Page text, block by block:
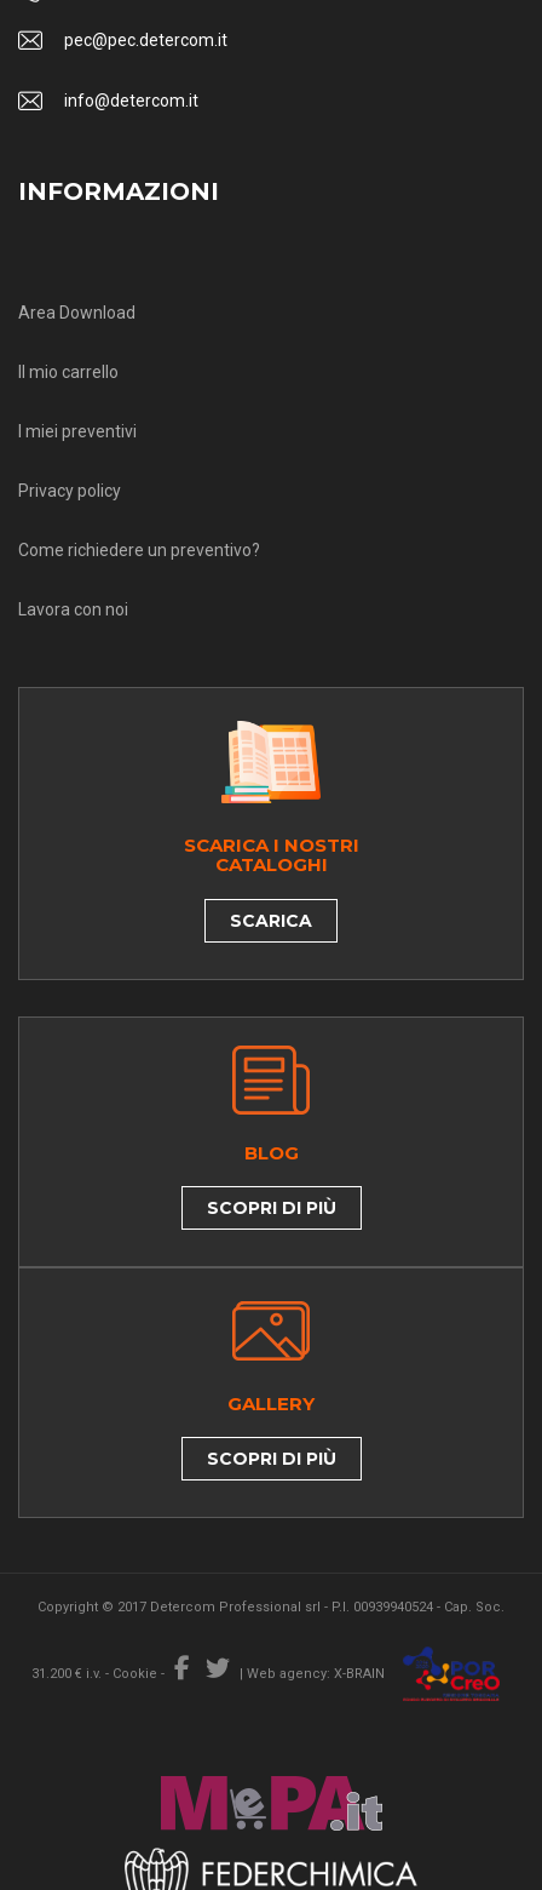
pec@pec.detercom.it
info@detercom.it
INFORMAZIONI
Area Download
Il mio carrello
I miei preventivi
Privacy policy
Come richiedere un preventivo?
Lavora con noi
SCARICA I NOSTRI
CATALOGHI
SCARICA
BLOG
SCOPRI DI PIÙ
GALLERY
SCOPRI DI PIÙ
Copyright © 2017 Detercom Professional srl - P.I. 00939940524 - Cap. Soc.
31.200 € i.v. - Cookie - | Web agency: X-BRAIN